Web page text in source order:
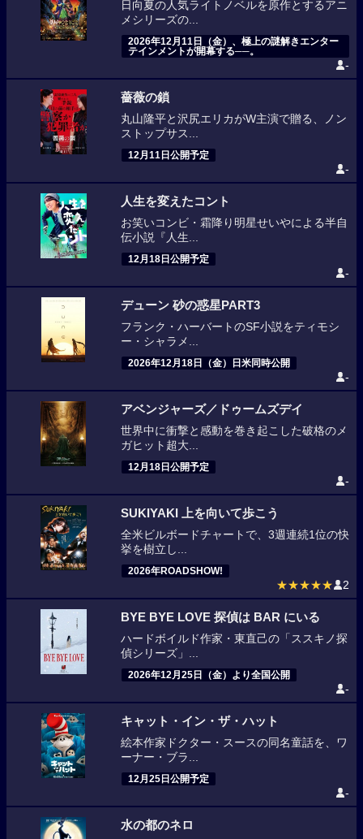
日向夏の人気ライトノベルを原作とするアニ
メシリーズの...
2026年12月11日（金）、極上の謎解きエンター
テインメントが開幕する──。
-
薔薇の鎖
丸山隆平と沢尻エリカがW主演で贈る、ノン
ストップサス...
12月11日公開予定
-
人生を変えたコント
お笑いコンビ・霜降り明星せいやによる半自
伝小説『人生...
12月18日公開予定
-
デューン 砂の惑星PART3
フランク・ハーバートのSF小説をティモシ
ー・シャラメ...
2026年12月18日（金）日米同時公開
-
アベンジャーズ／ドゥームズデイ
世界中に衝撃と感動を巻き起こした破格のメ
ガヒット超大...
12月18日公開予定
-
SUKIYAKI 上を向いて歩こう
全米ビルボードチャートで、3週連続1位の快
挙を樹立し...
2026年ROADSHOW!
★★★★★ 2
BYE BYE LOVE 探偵は BAR にいる
ハードボイルド作家・東直己の「ススキノ探
偵シリーズ」...
2026年12月25日（金）より全国公開
-
キャット・イン・ザ・ハット
絵本作家ドクター・スースの同名童話を、ワ
ーナー・ブラ...
12月25日公開予定
-
水の都のネロ